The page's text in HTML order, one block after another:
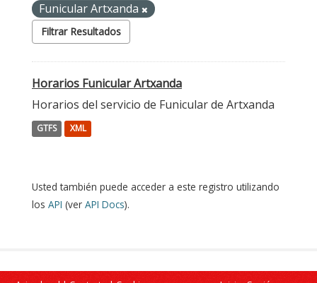
Funicular Artxanda
Filtrar Resultados
Horarios Funicular Artxanda
Horarios del servicio de Funicular de Artxanda
GTFS XML
Usted también puede acceder a este registro utilizando
los API (ver API Docs).